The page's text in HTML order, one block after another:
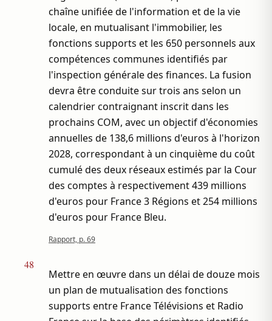
chaîne unifiée de l'information et de la vie
locale, en mutualisant l'immobilier, les
fonctions supports et les 650 personnels aux
compétences communes identifiés par
l'inspection générale des finances. La fusion
devra être conduite sur trois ans selon un
calendrier contraignant inscrit dans les
prochains COM, avec un objectif d'économies
annuelles de 138,6 millions d'euros à l'horizon
2028, correspondant à un cinquième du coût
cumulé des deux réseaux estimés par la Cour
des comptes à respectivement 439 millions
d'euros pour France 3 Régions et 254 millions
d'euros pour France Bleu.
Rapport, p. 69
48
Mettre en œuvre dans un délai de douze mois
un plan de mutualisation des fonctions
supports entre France Télévisions et Radio